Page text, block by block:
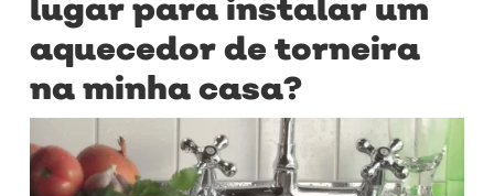
lugar para instalar um
aquecedor de torneira
na minha casa?